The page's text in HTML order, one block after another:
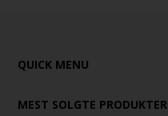
QUICK MENU
MEST SOLGTE PRODUKTER